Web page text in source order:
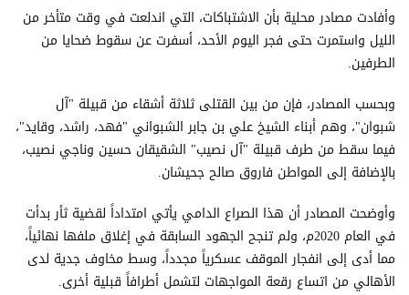
وأفادت مصادر محلية بأن الاشتباكات، التي اندلعت في وقت متأخر من
الليل واستمرت حتى فجر اليوم الأحد، أسفرت عن سقوط ضحايا من
الطرفين.
وبحسب المصادر، فإن من بين القتلى ثلاثة أشقاء من قبيلة "آل
شبوان"، وهم أبناء الشيخ علي بن جابر الشبواني "فهد، راشد، وقايد"،
فيما سقط من طرف قبيلة "آل نصيب" الشقيقان حسين وناجي نصيب،
بالإضافة إلى المواطن فاروق صالح جحيشان.
وأوضحت المصادر أن هذا الصراع الدامي يأتي امتداداً لقضية ثأر بدأت
في العام 2020م، ولم تنجح الجهود السابقة في إغلاق ملفها نهائياً،
مما أدى إلى انفجار الموقف عسكرياً مجدداً، وسط مخاوف جدية لدى
الأهالي من اتساع رقعة المواجهات لتشمل أطرافاً قبلية أخرى.